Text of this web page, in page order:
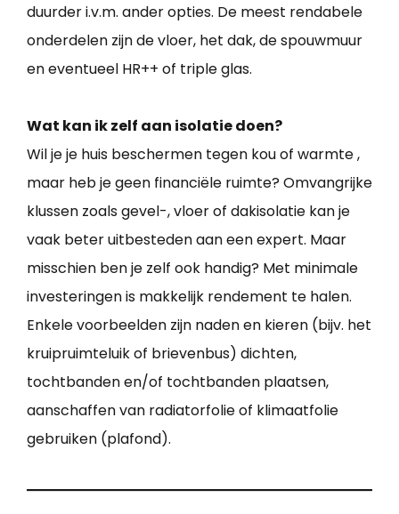
duurder i.v.m. ander opties. De meest rendabele
onderdelen zijn de vloer, het dak, de spouwmuur
en eventueel HR++ of triple glas.
Wat kan ik zelf aan isolatie doen?
Wil je je huis beschermen tegen kou of warmte ,
maar heb je geen financiële ruimte? Omvangrijke
klussen zoals gevel-, vloer of dakisolatie kan je
vaak beter uitbesteden aan een expert. Maar
misschien ben je zelf ook handig? Met minimale
investeringen is makkelijk rendement te halen.
Enkele voorbeelden zijn naden en kieren (bijv. het
kruipruimteluik of brievenbus) dichten,
tochtbanden en/of tochtbanden plaatsen,
aanschaffen van radiatorfolie of klimaatfolie
gebruiken (plafond).